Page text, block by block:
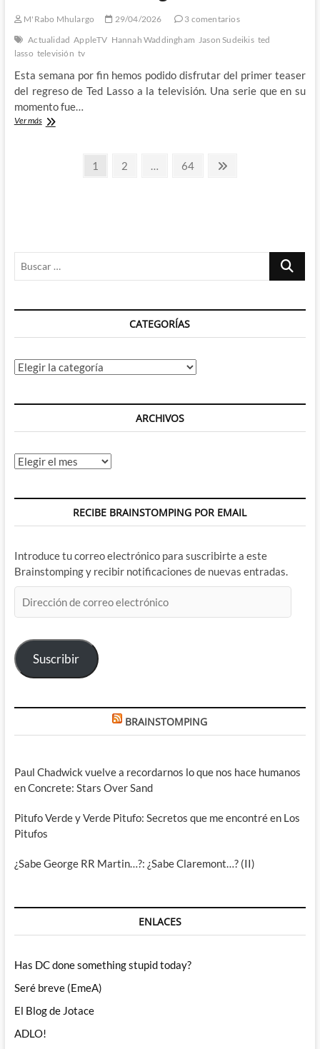
M'Rabo Mhulargo 29/04/2026
3 comentarios
Actualidad AppleTV Hannah Waddingham Jason Sudeikis ted
lasso televisión tv
Esta semana por fin hemos podido disfrutar del primer teaser
del regreso de Ted Lasso a la televisión. Una serie que en su
momento fue…
Ver másPrimer
PaginaciónPágina
1 Página
2 … Página
64
Página
Buscar
CATEGORÍAS
Categorías
ARCHIVOS
Archivos
RECIBE BRAINSTOMPING POR EMAIL
Introduce tu correo electrónico para suscribirte a este
Brainstomping y recibir notificaciones de nuevas entradas.
de
electrónico
Suscribir
BRAINSTOMPING
Paul Chadwick vuelve a recordarnos lo que nos hace humanos
en Concrete: Stars Over Sand
Pitufo Verde y Verde Pitufo: Secretos que me encontré en Los
Pitufos
¿Sabe George RR Martin…?: ¿Sabe Claremont…? (II)
ENLACES
Has DC done something stupid today?
Seré breve (EmeA)
El Blog de Jotace
ADLO!